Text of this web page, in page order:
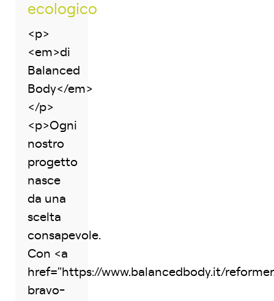
ecologico
<p>
<em>di
Balanced
Body</em>
</p>
<p>Ogni
nostro
progetto
nasce
da una
scelta
consapevole.
Con <a
href="https://www.balancedbody.it/
bravo-